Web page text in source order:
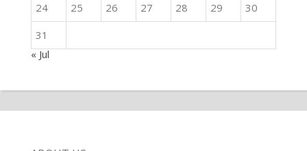
24
25 26 27 28 29
30
31
« Jul